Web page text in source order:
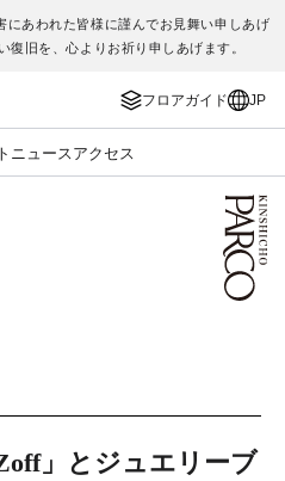
にあわれた皆様に謹んでお見舞い申しあげ
復旧を、心よりお祈り申しあげます。
フロアガイド JP
ニュース アクセス
」とジュエリーブ